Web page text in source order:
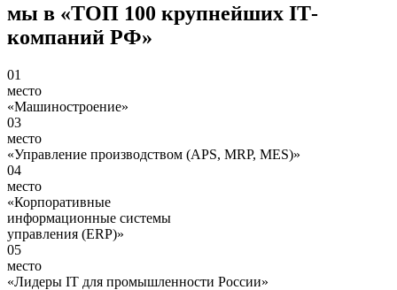
мы в «ТОП 100 крупнейших IТ-
компаний РФ»
01
место
«Машиностроение»
03
место
«Управление производством (APS, MRP, MES)»
04
место
«Корпоративные
информационные системы
управления (ERP)»
05
место
«Лидеры IТ для промышленности России»